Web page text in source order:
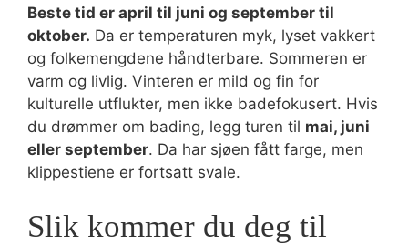
Beste tid er april til juni og september til
oktober. Da er temperaturen myk, lyset vakkert
og folkemengdene håndterbare. Sommeren er
varm og livlig. Vinteren er mild og fin for
kulturelle utflukter, men ikke badefokusert. Hvis
du drømmer om bading, legg turen til mai, juni
eller september. Da har sjøen fått farge, men
klippestiene er fortsatt svale.
Slik kommer du deg til